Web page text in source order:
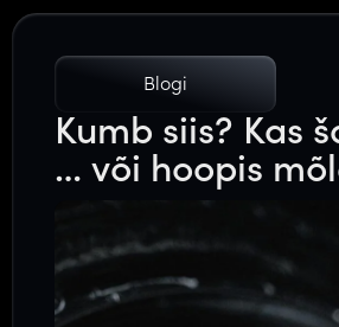
Blogi
Kumb siis? Kas
… või hoopis